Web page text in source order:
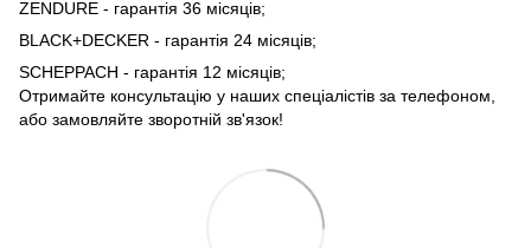
ZENDURE - гарантія 36 місяців;
BLACK+DECKER - гарантія 24 місяців;
SCHEPPACH - гарантія 12 місяців;
Отримайте консультацію у наших спеціалістів за телефоном,
або замовляйте зворотній зв'язок!